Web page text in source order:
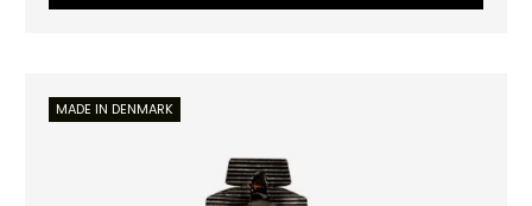
MADE IN DENMARK